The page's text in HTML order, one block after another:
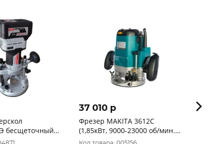
бесщеточный
(картон, без
37 010 p
Фрезер MAKITA 3612C
(1,85кВт, 9000-23000 об/мин.
ход-60мм, цанга-12мм, пл.пуск,
6